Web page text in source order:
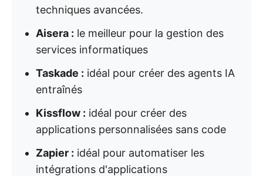
techniques avancées.
Aisera : le meilleur pour la gestion des
services informatiques
Taskade : idéal pour créer des agents IA
entraînés
Kissflow : idéal pour créer des
applications personnalisées sans code
Zapier : idéal pour automatiser les
intégrations d'applications